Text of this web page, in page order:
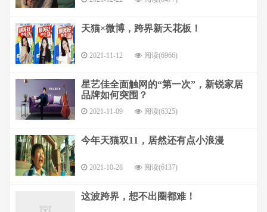
天猫×微博，跨界新天花板！
2021-11-12 阅读(6966)
星艺佳全面触网的“第一次”，新锐家居
品牌如何突围？
2021-11-09 阅读(6325)
今年天猫双11，居然还有点小浪漫
2021-10-28 阅读(6137)
这波跨界，想不出圈都难！